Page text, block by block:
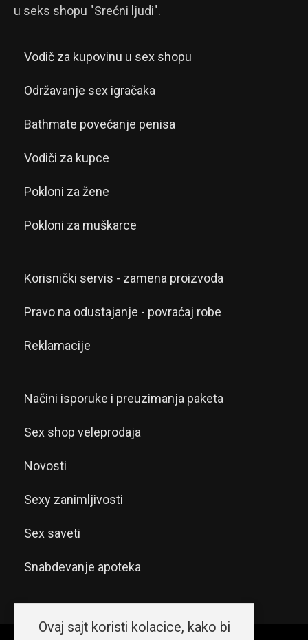
u seks shopu "Srećni ljudi".
Vodič za kupovinu u sex shopu
Održavanje sex igračaka
Bathmate povećanje penisa
Vodiči za kupce
Pokloni za žene
Pokloni za muškarce
Korisnički servis - zamena proizvoda
Pravo na odustajanje - povraćaj robe
Reklamacije
Načini isporuke i preuzimanja paketa
Sex shop veleprodaja
Novosti
Sexy zanimljivosti
Sex saveti
Snabdevanje apoteka
Ovaj sajt koristi kolacice, kako bi